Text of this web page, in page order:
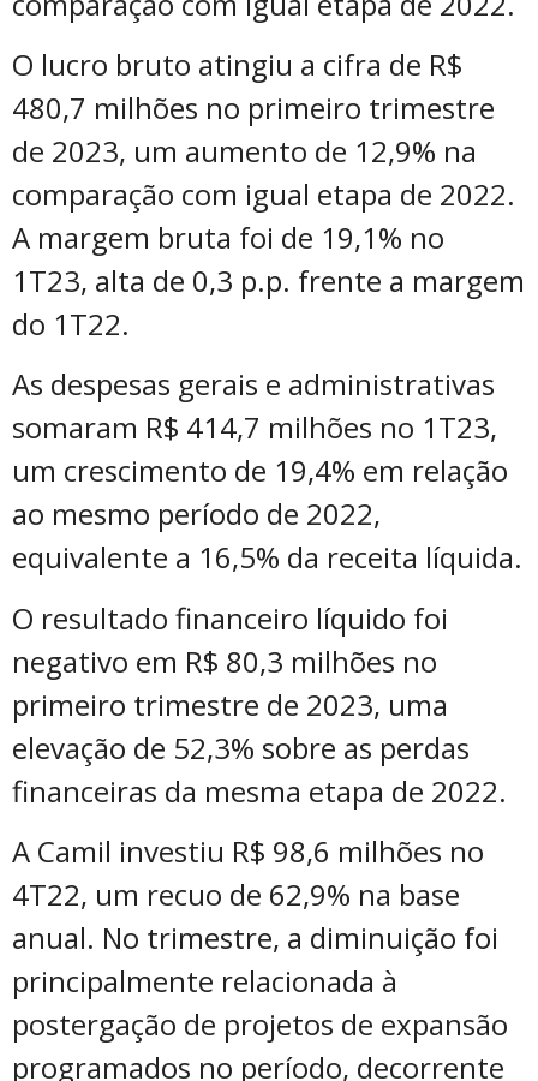
O lucro bruto atingiu a cifra de R$
480,7 milhões no primeiro trimestre
de 2023, um aumento de 12,9% na
comparação com igual etapa de 2022.
A margem bruta foi de 19,1% no
1T23, alta de 0,3 p.p. frente a margem
do 1T22.
As despesas gerais e administrativas
somaram R$ 414,7 milhões no 1T23,
um crescimento de 19,4% em relação
ao mesmo período de 2022,
equivalente a 16,5% da receita líquida.
O resultado financeiro líquido foi
negativo em R$ 80,3 milhões no
primeiro trimestre de 2023, uma
elevação de 52,3% sobre as perdas
financeiras da mesma etapa de 2022.
A Camil investiu R$ 98,6 milhões no
4T22, um recuo de 62,9% na base
anual. No trimestre, a diminuição foi
principalmente relacionada à
postergação de projetos de expansão
programados no período, decorrente